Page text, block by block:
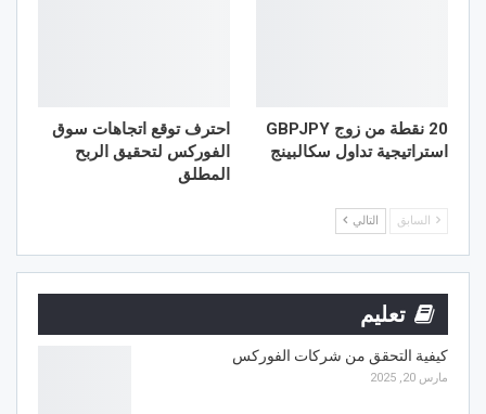
20 نقطة من زوج GBPJPY
استراتيجية تداول سكالبينج
احترف توقع اتجاهات سوق
الفوركس لتحقيق الربح
المطلق
السابق التالي
تعليم
كيفية التحقق من شركات الفوركس
مارس 20, 2025